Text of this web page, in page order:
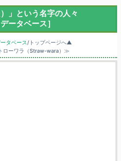
」という名字の人々
ータベース］
タベース/トップページへ▲
ローワラ（Straw-wara）≫